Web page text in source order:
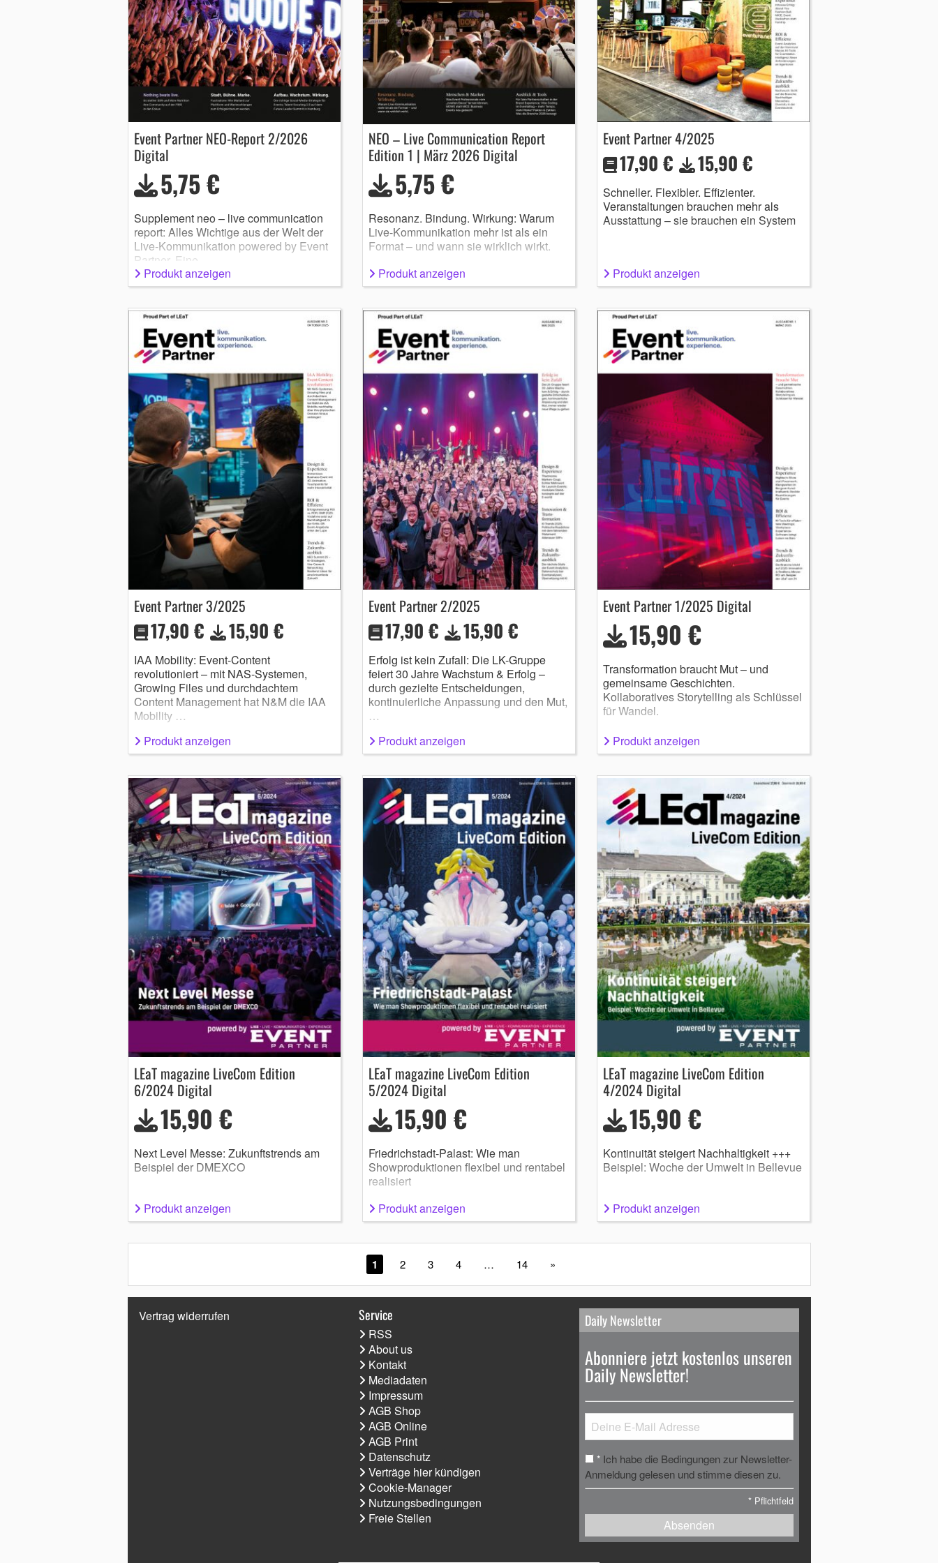
Event Partner NEO-Report 2/2026
Digital
5,75 €
Supplement neo – live communication
report: Alles Wichtige aus der Welt der
Live-Kommunikation powered by Event
Partner. Eine …
Produkt anzeigen
NEO – Live Communication Report
Edition 1 | März 2026 Digital
5,75 €
Resonanz. Bindung. Wirkung: Warum
Live-Kommunikation mehr ist als ein
Format – und wann sie wirklich wirkt.
Produkt anzeigen
Event Partner 4/2025
17,90 € 15,90 €
Schneller. Flexibler. Effizienter.
Veranstaltungen brauchen mehr als
Ausstattung – sie brauchen ein System
Produkt anzeigen
Event Partner 3/2025
17,90 € 15,90 €
IAA Mobility: Event-Content
revolutioniert – mit NAS-Systemen,
Growing Files und durchdachtem
Content Management hat N&M die IAA
Mobility …
Produkt anzeigen
Event Partner 2/2025
17,90 € 15,90 €
Erfolg ist kein Zufall: Die LK-Gruppe
feiert 30 Jahre Wachstum & Erfolg –
durch gezielte Entscheidungen,
kontinuierliche Anpassung und den Mut,
…
Produkt anzeigen
Event Partner 1/2025 Digital
15,90 €
Transformation braucht Mut – und
gemeinsame Geschichten.
Kollaboratives Storytelling als Schlüssel
für Wandel.
Produkt anzeigen
LEaT magazine LiveCom Edition
6/2024 Digital
15,90 €
Next Level Messe: Zukunftstrends am
Beispiel der DMEXCO
Produkt anzeigen
LEaT magazine LiveCom Edition
5/2024 Digital
15,90 €
Friedrichstadt-Palast: Wie man
Showproduktionen flexibel und rentabel
realisiert
Produkt anzeigen
LEaT magazine LiveCom Edition
4/2024 Digital
15,90 €
Kontinuität steigert Nachhaltigkeit +++
Beispiel: Woche der Umwelt in Bellevue
Produkt anzeigen
1 2 3 4 … 14 »
Vertrag widerrufen Service
RSS
About us
Kontakt
Mediadaten
Impressum
AGB Shop
AGB Online
AGB Print
Datenschutz
Verträge hier kündigen
Cookie-Manager
Nutzungsbedingungen
Freie Stellen
Daily Newsletter
Abonniere jetzt kostenlos unseren
Daily Newsletter!
* Ich habe die Bedingungen zur Newsletter-
Anmeldung gelesen und stimme diesen zu.
* Pflichtfeld
Absenden